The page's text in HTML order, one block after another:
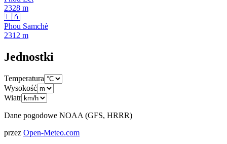
2328 m
🇱🇦
Phou Samchè
2312 m
Jednostki
Temperatura
Wysokość
Wiatr
Dane pogodowe NOAA (GFS, HRRR)
przez Open-Meteo.com